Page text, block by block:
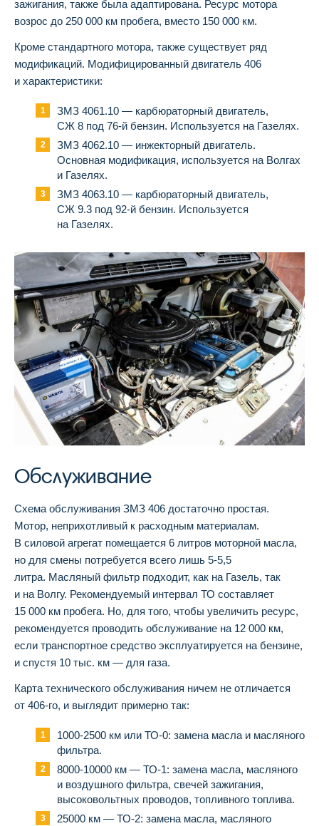
зажигания, также была адаптирована. Ресурс мотора
возрос до 250 000 км пробега, вместо 150 000 км.
Кроме стандартного мотора, также существует ряд
модификаций. Модифицированный двигатель 406
и характеристики:
ЗМЗ 4061.10 — карбюраторный двигатель,
СЖ 8 под 76-й бензин. Используется на Газелях.
ЗМЗ 4062.10 — инжекторный двигатель.
Основная модификация, используется на Волгах
и Газелях.
ЗМЗ 4063.10 — карбюраторный двигатель,
СЖ 9.3 под 92-й бензин. Используется
на Газелях.
Обслуживание
Схема обслуживания ЗМЗ 406 достаточно простая.
Мотор, неприхотливый к расходным материалам.
В силовой агрегат помещается 6 литров моторной масла,
но для смены потребуется всего лишь 5-5,5
литра. Масляный фильтр подходит, как на Газель, так
и на Волгу. Рекомендуемый интервал ТО составляет
15 000 км пробега. Но, для того, чтобы увеличить ресурс,
рекомендуется проводить обслуживание на 12 000 км,
если транспортное средство эксплуатируется на бензине,
и спустя 10 тыс. км — для газа.
Карта технического обслуживания ничем не отличается
от 406-го, и выглядит примерно так:
1000-2500 км или ТО-0: замена масла и масляного
фильтра.
8000-10000 км — ТО-1: замена масла, масляного
и воздушного фильтра, свечей зажигания,
высоковольтных проводов, топливного топлива.
25000 км — ТО-2: замена масла, масляного